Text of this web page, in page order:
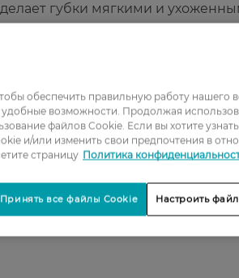
губки мягкими и
1
2
обеспечить правильную работу нашего
возможности. Продолжая
файлов Cookie. Если вы хотите
и/или изменить свои предпочтения в
страницу Политика
Настроить
Принять все файлы Cookie